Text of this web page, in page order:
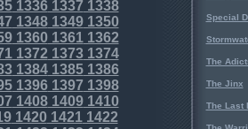
13361337 1338
134813491350
136013611362
1372 13731374
138413851386
13961397 1398
140814091410
142014211422
Special
The
The Jinx
The Last